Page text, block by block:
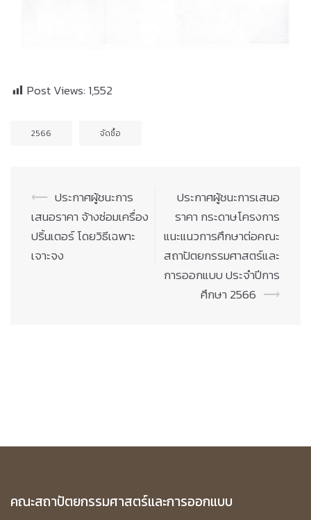
Post Views: 1,552
2566 จัดซื้อ
Post
navigation
⟵ ประกาศผู้ชนะการ
เสนอราคา จ้างซ่อมเครื่อง
ปริ้นเตอร์ โดยวิธีเฉพาะ
เจาะจง
ประกาศผู้ชนะการเสนอ
ราคา กระดาษโครงการ
แนะแนวการศึกษาต่อคณะ
สถาปัตยกรรมศาสตร์และ
การออกแบบ ประจำปีการ
ศึกษา 2566 ⟶
คณะสถาปัตยกรรมศาสตร์และการออกแบบ